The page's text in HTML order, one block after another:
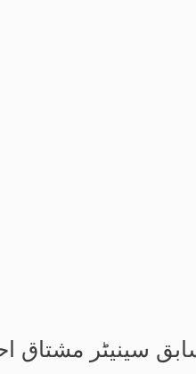
مشتاق احمد کے